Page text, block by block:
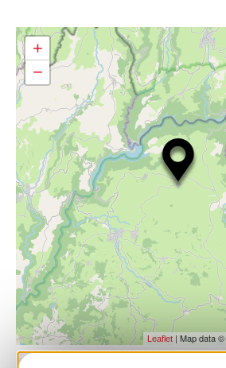
+
−
Leaflet | Map data ©